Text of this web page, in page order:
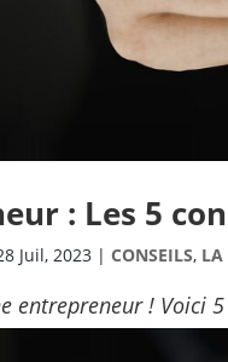
: Les 5
Juil, 2023 |CONSEILS, LA
entrepreneur ! Voici